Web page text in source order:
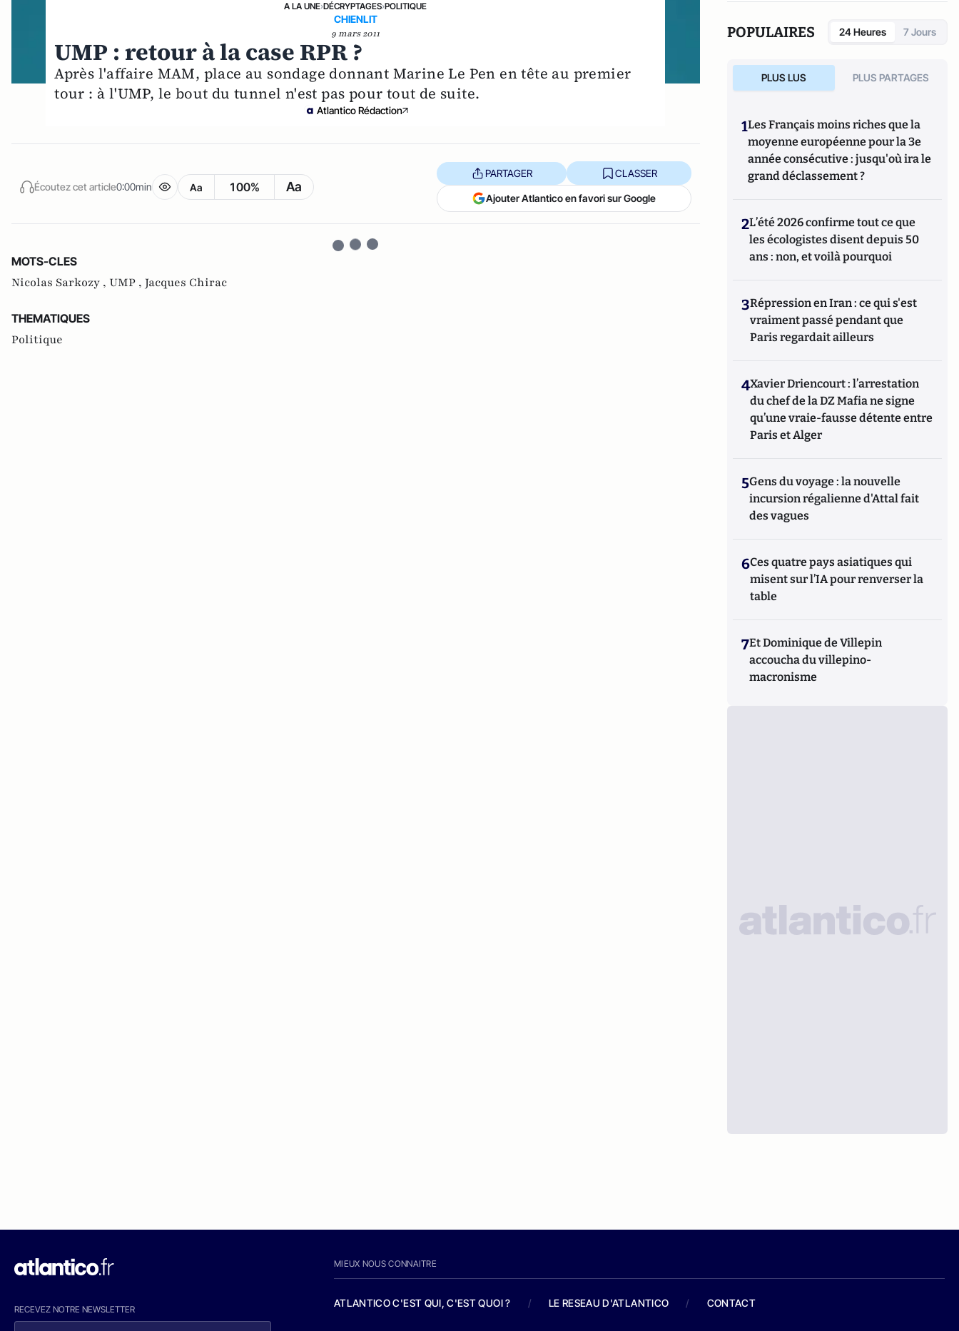
A LA UNE›DÉCRYPTAGES›POLITIQUE
CHIENLIT
9 mars 2011
UMP : retour à la case RPR ?
Après l'affaire MAM, place au sondage donnant Marine Le Pen en tête au premier
tour : à l'UMP, le bout du tunnel n'est pas pour tout de suite.
Atlantico Rédaction
Écoutez cet article0:00min Aa 100% Aa
PARTAGER CLASSER
Ajouter Atlantico en favori sur Google
MOTS-CLES
Nicolas Sarkozy , UMP , Jacques Chirac
THEMATIQUES
Politique
POPULAIRES 24 Heures 7 Jours
PLUS LUS PLUS PARTAGES
1Les Français moins riches que la
moyenne européenne pour la 3e
année consécutive : jusqu'où ira le
grand déclassement ?
2L’été 2026 confirme tout ce que
les écologistes disent depuis 50
ans : non, et voilà pourquoi
3Répression en Iran : ce qui s'est
vraiment passé pendant que
Paris regardait ailleurs
4Xavier Driencourt : l’arrestation
du chef de la DZ Mafia ne signe
qu’une vraie-fausse détente entre
Paris et Alger
5Gens du voyage : la nouvelle
incursion régalienne d'Attal fait
des vagues
6Ces quatre pays asiatiques qui
misent sur l’IA pour renverser la
table
7Et Dominique de Villepin
accoucha du villepino-
macronisme
RECEVEZ NOTRE NEWSLETTER
MIEUX NOUS CONNAITRE
ATLANTICO C'EST QUI, C'EST QUOI ? / LE RESEAU D'ATLANTICO / CONTACT